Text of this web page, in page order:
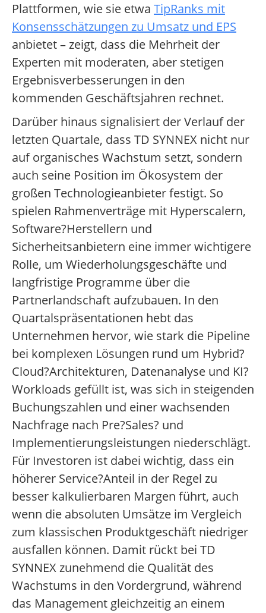
Plattformen, wie sie etwa TipRanks mit
Konsensschätzungen zu Umsatz und EPS
anbietet – zeigt, dass die Mehrheit der
Experten mit moderaten, aber stetigen
Ergebnisverbesserungen in den
kommenden Geschäftsjahren rechnet.
Darüber hinaus signalisiert der Verlauf der
letzten Quartale, dass TD SYNNEX nicht nur
auf organisches Wachstum setzt, sondern
auch seine Position im Ökosystem der
großen Technologieanbieter festigt. So
spielen Rahmenverträge mit Hyperscalern,
Software?Herstellern und
Sicherheitsanbietern eine immer wichtigere
Rolle, um Wiederholungsgeschäfte und
langfristige Programme über die
Partnerlandschaft aufzubauen. In den
Quartalspräsentationen hebt das
Unternehmen hervor, wie stark die Pipeline
bei komplexen Lösungen rund um Hybrid?
Cloud?Architekturen, Datenanalyse und KI?
Workloads gefüllt ist, was sich in steigenden
Buchungszahlen und einer wachsenden
Nachfrage nach Pre?Sales? und
Implementierungsleistungen niederschlägt.
Für Investoren ist dabei wichtig, dass ein
höherer Service?Anteil in der Regel zu
besser kalkulierbaren Margen führt, auch
wenn die absoluten Umsätze im Vergleich
zum klassischen Produktgeschäft niedriger
ausfallen können. Damit rückt bei TD
SYNNEX zunehmend die Qualität des
Wachstums in den Vordergrund, während
das Management gleichzeitig an einem